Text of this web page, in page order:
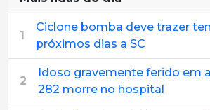
1
Ciclone bomba deve trazer
próximos dias a SC
2
Idoso gravemente ferido em
282 morre no hospital